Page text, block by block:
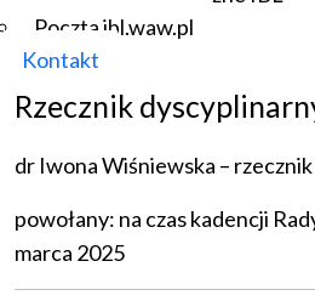
Poczta ibl.waw.pl
Kontakt
powołana w dniach 13 maja i
czas kadencji Rady Naukowej
Rzecznik
dr Iwona Wiśniewska –
powołany: na czas kadencji
marca 2025